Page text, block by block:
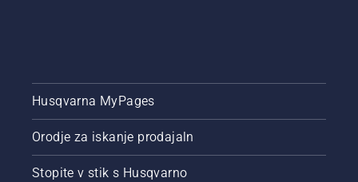
Husqvarna MyPages
Orodje za iskanje prodajaln
Stopite v stik s Husqvarno